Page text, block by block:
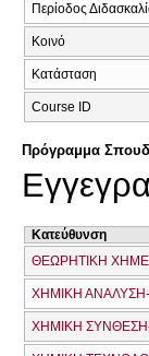
Περίοδος
Κοινό
Κατάσταση
Course ID
Πρόγραμμα
Κατεύθυνση
ΘΕΩΡΗΤΙΚΗ
ΧΗΜΙΚΗ
ΧΗΜΙΚΗ